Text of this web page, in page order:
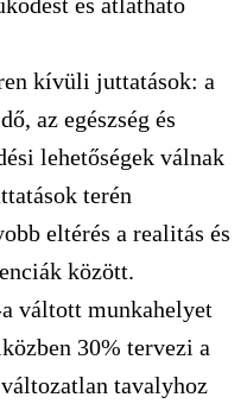
kívüli juttatások: a
az egészség és
lehetőségek válnak
terén
eltérés a realitás és
között.
váltott munkahelyet
30% tervezi a
tavalyhoz